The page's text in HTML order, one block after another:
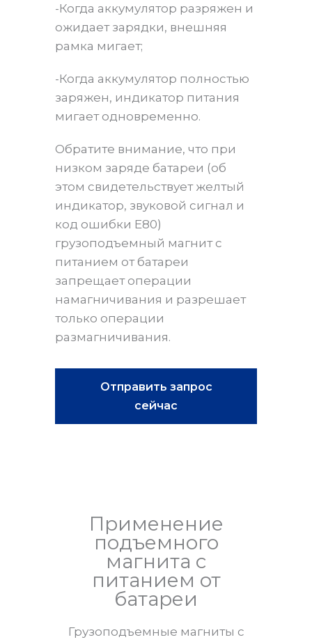
-Когда аккумулятор разряжен и
ожидает зарядки, внешняя
рамка мигает;
-Когда аккумулятор полностью
заряжен, индикатор питания
мигает одновременно.
Обратите внимание, что при
низком заряде батареи (об
этом свидетельствует желтый
индикатор, звуковой сигнал и
код ошибки E80)
грузоподъемный магнит с
питанием от батареи
запрещает операции
намагничивания и разрешает
только операции
размагничивания.
Отправить запрос
сейчас
Применение
подъемного
магнита с
питанием от
батареи
Грузоподъемные магниты с